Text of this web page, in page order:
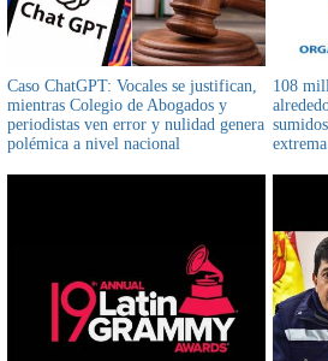
Caso ChatGPT: Vocales se justifican,
mientras Colegio de Abogados y
periodistas ven error y nulidad genera
polémica a nivel nacional
108